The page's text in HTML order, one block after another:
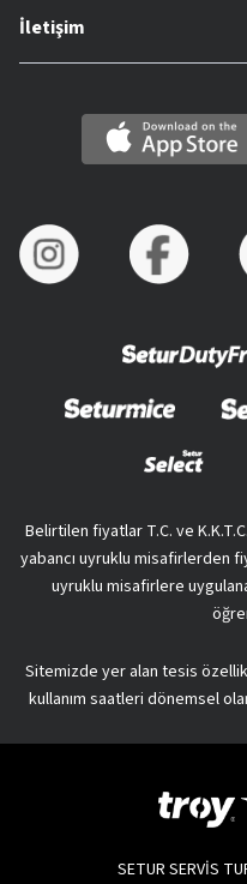
İletişim
Belirtilen fiyatlar T.C. ve
yabancı uyruklu misafirlerden
uyruklu misafirlere
Sitemizde yer alan tesis
kullanım saatleri dönemsel
SETUR SERVİS